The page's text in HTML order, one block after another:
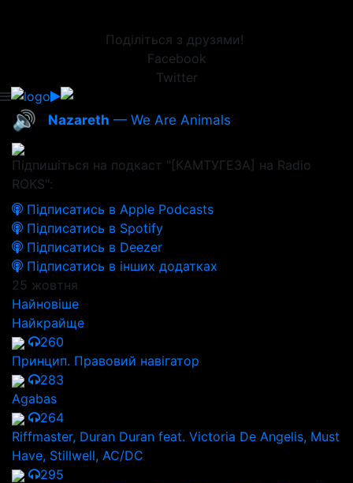
Поділіться з друзями!
Facebook
Twitter
🔊 Nazareth — We Are Animals
Підпишіться на подкаст "[КАМТУГЕЗА] на Radio
ROKS":
Підписатись в Apple Podcasts
Підписатись в Spotify
Підписатись в Deezer
Підписатись в інших додатках
25 жовтня
Найновіше
Найкрайще
260
Принцип. Правовий навігатор
283
Agabas
264
Riffmaster, Duran Duran feat. Victoria De Angelis, Must
Have, Stillwell, AC/DC
295